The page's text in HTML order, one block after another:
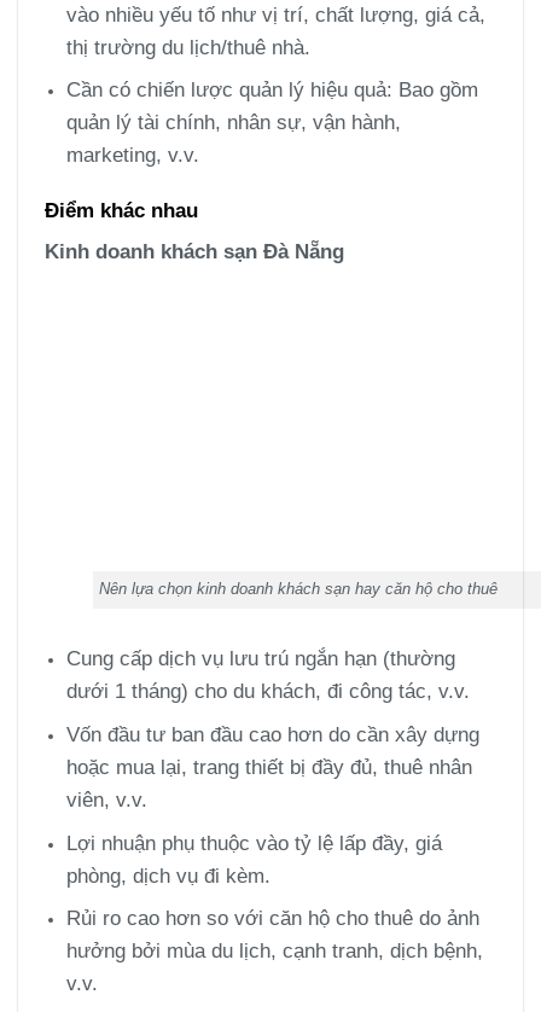
vào nhiều yếu tố như vị trí, chất lượng, giá cả,
thị trường du lịch/thuê nhà.
Cần có chiến lược quản lý hiệu quả: Bao gồm
quản lý tài chính, nhân sự, vận hành,
marketing, v.v.
Điểm khác nhau
Kinh doanh khách sạn Đà Nẵng
Nên lựa chọn kinh doanh khách sạn hay căn hộ cho thuê
Cung cấp dịch vụ lưu trú ngắn hạn (thường
dưới 1 tháng) cho du khách, đi công tác, v.v.
Vốn đầu tư ban đầu cao hơn do cần xây dựng
hoặc mua lại, trang thiết bị đầy đủ, thuê nhân
viên, v.v.
Lợi nhuận phụ thuộc vào tỷ lệ lấp đầy, giá
phòng, dịch vụ đi kèm.
Rủi ro cao hơn so với căn hộ cho thuê do ảnh
hưởng bởi mùa du lịch, cạnh tranh, dịch bệnh,
v.v.